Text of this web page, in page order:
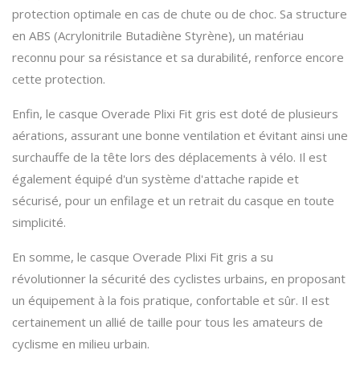
protection optimale en cas de chute ou de choc. Sa structure
en ABS (Acrylonitrile Butadiène Styrène), un matériau
reconnu pour sa résistance et sa durabilité, renforce encore
cette protection.
Enfin, le casque Overade Plixi Fit gris est doté de plusieurs
aérations, assurant une bonne ventilation et évitant ainsi une
surchauffe de la tête lors des déplacements à vélo. Il est
également équipé d'un système d'attache rapide et
sécurisé, pour un enfilage et un retrait du casque en toute
simplicité.
En somme, le casque Overade Plixi Fit gris a su
révolutionner la sécurité des cyclistes urbains, en proposant
un équipement à la fois pratique, confortable et sûr. Il est
certainement un allié de taille pour tous les amateurs de
cyclisme en milieu urbain.